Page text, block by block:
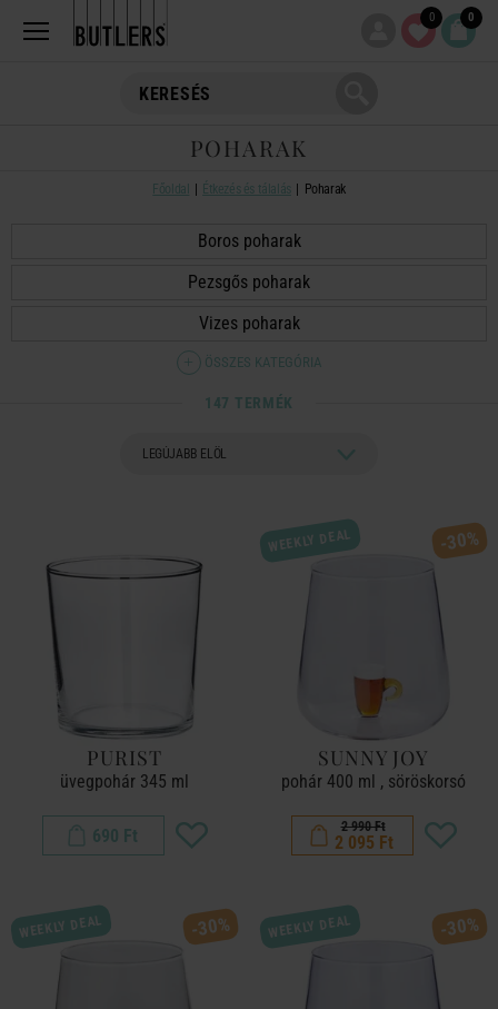
0 0
POHARAK
Főoldal Étkezés és tálalás Poharak
Boros poharak
Pezsgős poharak
Vizes poharak
ÖSSZES KATEGÓRIA
147 TERMÉK
PURIST
üvegpohár 345 ml
690 Ft
WEEKLY DEAL -30%
SUNNY JOY
pohár 400 ml , söröskorsó
2 990 Ft
2 095 Ft
WEEKLY DEAL -30% WEEKLY DEAL -30%